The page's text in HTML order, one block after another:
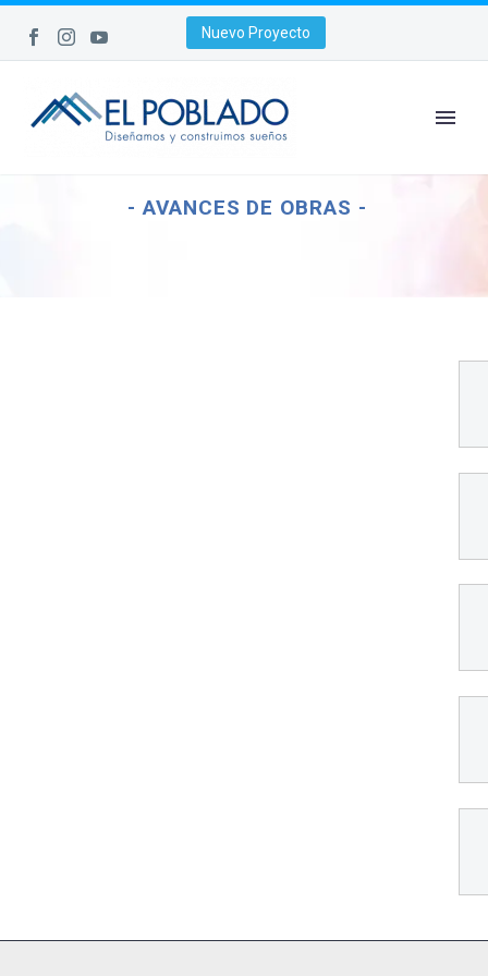
Nuevo Proyecto
- AVANCES DE OBRAS -